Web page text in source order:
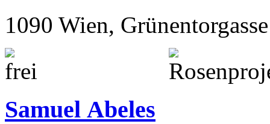
1090 Wien,
Samuel Abeles